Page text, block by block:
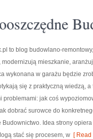
to blog budowlano-
modernizują mieszkanie,
wykonana w garażu będzie
się z praktyczną wiedzą,
problemami: jak coś
dobrać surowce do
Idea strony
stać się procesem, w [ Read